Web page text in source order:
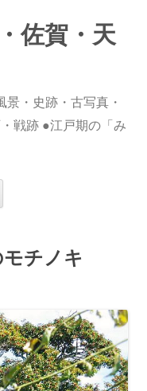
佐賀・天
・史跡・古写真・
戦跡 ●江戸期の「み
ス
キ
モチノキ